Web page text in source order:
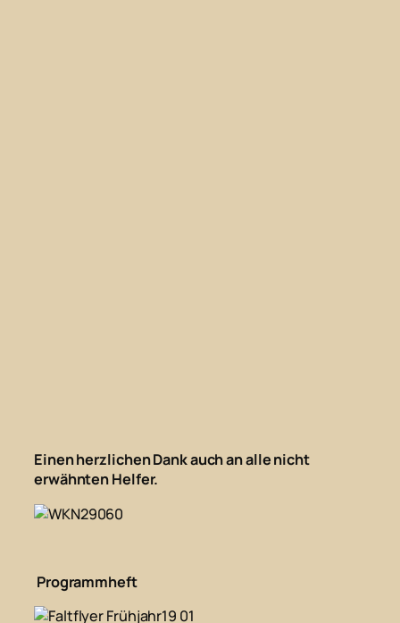
Einen herzlichen Dank auch an alle nicht
erwähnten Helfer.
Programmheft